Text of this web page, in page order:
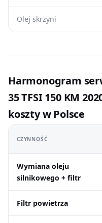
Olej skrzyni
Harmonogram
35 TFSI 150 KM
koszty w Polsce
CZYNNOŚĆ
Wymiana oleju
silnikowego + filtr
Filtr powietrza